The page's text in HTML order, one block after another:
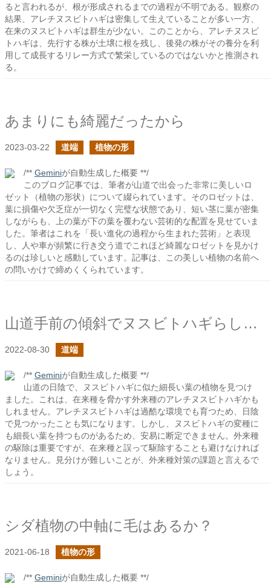
ると言われるが、根が形成されるまでの過程が不明である。観察の
結果、アレチヌスビトハギは密集して生えていることが多い一方、
在来のヌスビトハギは群生が少ない。このことから、アレチヌスビ
トハギは、先行する株が土壌に根を残し、後発の株がその養分を利
用して成長するリレー方式で繁栄しているのではないかと推測され
る。
あまりにも綺麗だったから
2023-03-22 道端 植物の形
/** Geminiが自動生成した概要 **/
このブログ記事では、筆者が山道で出会った非常に美しいロ
ゼット（植物の形状）について綴られています。そのロゼットは、
葉に損傷や欠乏症が一切なく完璧な状態であり、短い茎に葉が密集
しながらも、上の葉が下の葉を覆わない芸術的な配置を見せていま
した。筆者はこれを「長い進化の過程から生まれた芸術」と表現
し、人や車が頻繁に行き交う道でこれほど綺麗なロゼットを見かけ
るのは珍しいと感動しています。記事は、この美しい植物の名前へ
の問いかけで締めくくられています。
山道手前の傾斜でヌスビトハギらしき草を見かけた
2022-08-30 道端
/** Geminiが自動生成した概要 **/
山道の日陰で、ヌスビトハギに似た細長い葉の植物を見つけ
ました。これは、在来種を脅かす外来種のアレチヌスビトハギかも
しれません。アレチヌスビトハギは過酷な環境でも育つため、日陰
で見つかったことも気になります。しかし、ヌスビトハギの変種に
も細長い葉を持つものがあるため、安易に断定できません。外来種
の駆除は重要ですが、在来種と誤って駆除することも避けなければ
なりません。見分けが難しいことが、外来種対策の課題と言えるで
しょう。
シダ植物の中軸に毛はあるか？
2021-06-18 植物の形
/** Geminiが自動生成した概要 **/